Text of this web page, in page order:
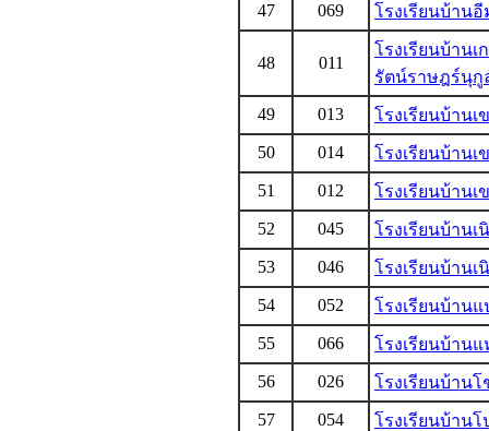
47
069 โรงเรียนบ้านอี
48 011
โรงเรียนบ้านเ
รัตน์ราษฎร์นุกู
49
013
โรงเรียนบ้านเ
50
014
โรงเรียนบ้านเ
51
012
โรงเรียนบ้านเ
52
045
โรงเรียนบ้าน
53
046
โรงเรียนบ้าน
54
052
โรงเรียนบ้านแ
55
066
โรงเรียนบ้าน
56
026
โรงเรียนบ้าน
57
054
โรงเรียนบ้าน